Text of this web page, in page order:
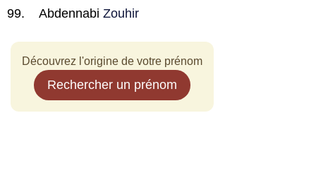
Abdennabi Zouhir
Découvrez l'origine de votre prénom
Rechercher un prénom